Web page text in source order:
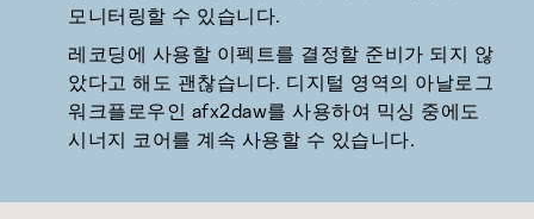
모니터링할 수 있습니다.
레코딩에 사용할 이펙트를 결정할 준비가 되지 않
았다고 해도 괜찮습니다. 디지털 영역의 아날로그
워크플로우인 afx2daw를 사용하여 믹싱 중에도
시너지 코어를 계속 사용할 수 있습니다.